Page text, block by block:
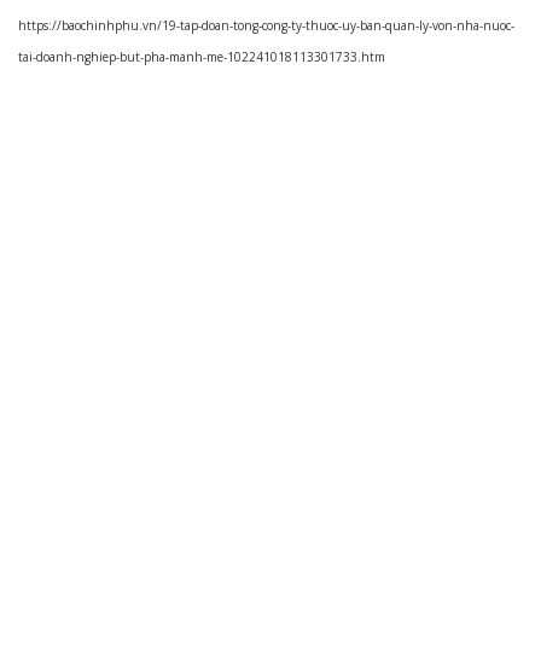
https://baochinhphu.vn/19-tap-doan-tong-cong-ty-thuoc-uy-ban-quan-ly-von-nha-nuoc-
tai-doanh-nghiep-but-pha-manh-me-102241018113301733.htm